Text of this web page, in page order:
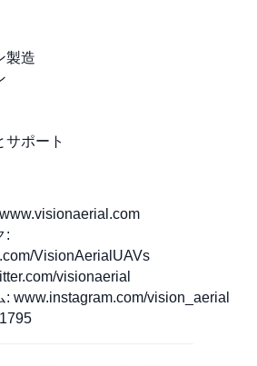
製造
サポート
:
VisionAerialUAVs
visionaerial
: www.instagram.com/vision_aerial